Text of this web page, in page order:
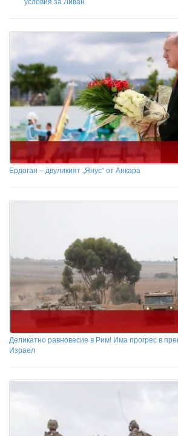
Ердоган – двуликият „Янус“ от Анкара
Деликатно равновесие в Рим! Има прогрес в
Израел